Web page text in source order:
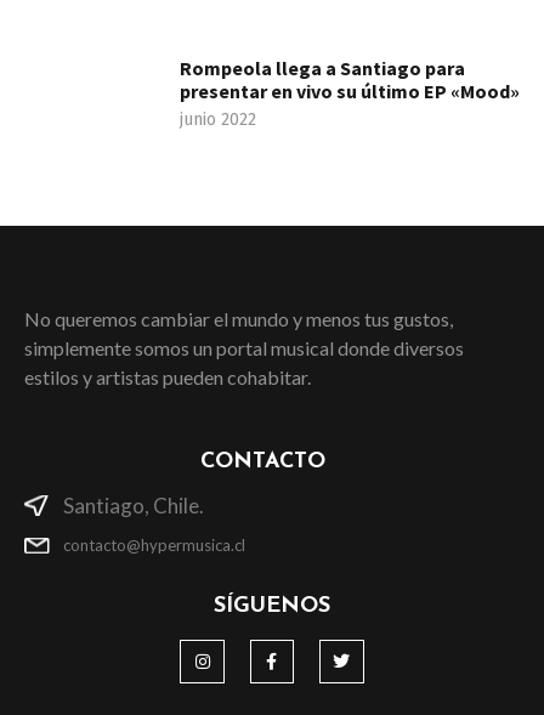
Rompeola llega a Santiago para
presentar en vivo su último EP «Mood»
junio 2022
No queremos cambiar el mundo y menos tus gustos,
simplemente somos un portal musical donde diversos
estilos y artistas pueden cohabitar.
CONTACTO
Santiago, Chile.
contacto@hypermusica.cl
SÍGUENOS